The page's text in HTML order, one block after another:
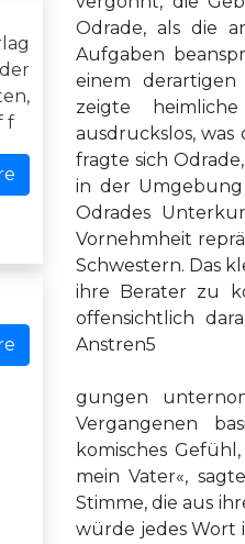
f
Odrade, als die
Aufgaben
einem
zeigte
ausdruckslos,
fragte sich
in der
Odrades
Vornehmheit
Schwestern. Das
ihre Berater zu
offensichtlich
Anstren5
gungen
Vergangenen
komisches
mein Vater«,
Stimme, die aus
würde jedes Wort